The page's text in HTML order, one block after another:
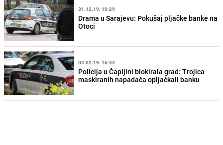
31.12.19. 10:29
Drama u Sarajevu: Pokušaj pljačke banke na
Otoci
04.02.19. 16:44
Policija u Čapljini blokirala grad: Trojica
maskiranih napadača opljačkali banku